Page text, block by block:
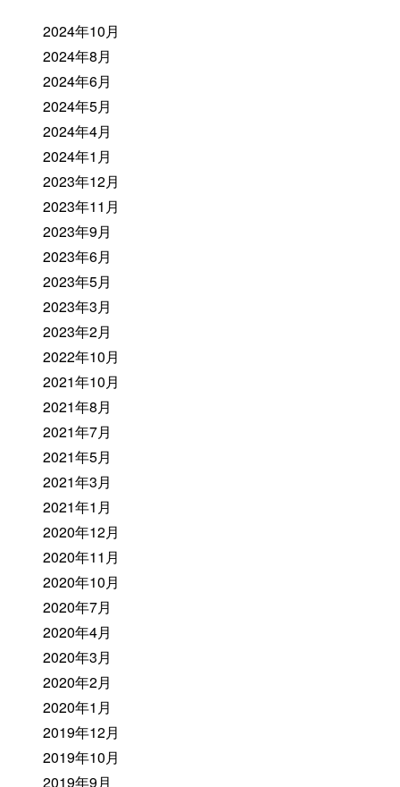
2024年10月
2024年8月
2024年6月
2024年5月
2024年4月
2024年1月
2023年12月
2023年11月
2023年9月
2023年6月
2023年5月
2023年3月
2023年2月
2022年10月
2021年10月
2021年8月
2021年7月
2021年5月
2021年3月
2021年1月
2020年12月
2020年11月
2020年10月
2020年7月
2020年4月
2020年3月
2020年2月
2020年1月
2019年12月
2019年10月
2019年9月